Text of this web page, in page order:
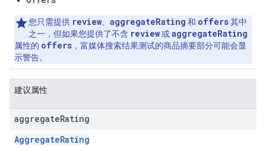
您只需提供 review、 aggregateRating 和 offers其中
之一，但如果您提供了不含 review或aggregateRating
属性的 offers ，富媒体搜索结果测试的商品摘要部分可能会显
示警告。
建议属性
aggregateRating
AggregateRating